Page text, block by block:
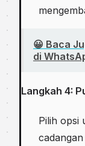
😀 Baca
di
Langkah 4:
Pilih opsi